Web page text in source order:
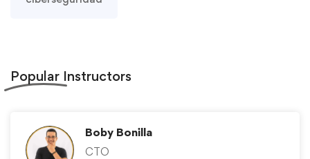
Popular Instructors
Boby Bonilla
CTO